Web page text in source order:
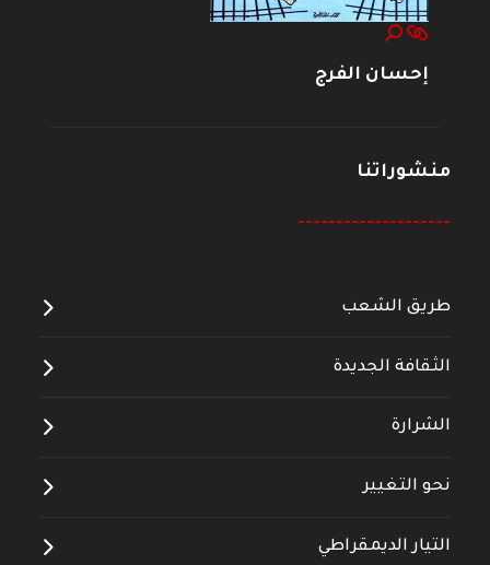
إحسان الفرج
منشوراتنا
--------------------
طريق الشعب
الثقافة الجديدة
الشرارة
نحو التغيير
التيار الديمقراطي